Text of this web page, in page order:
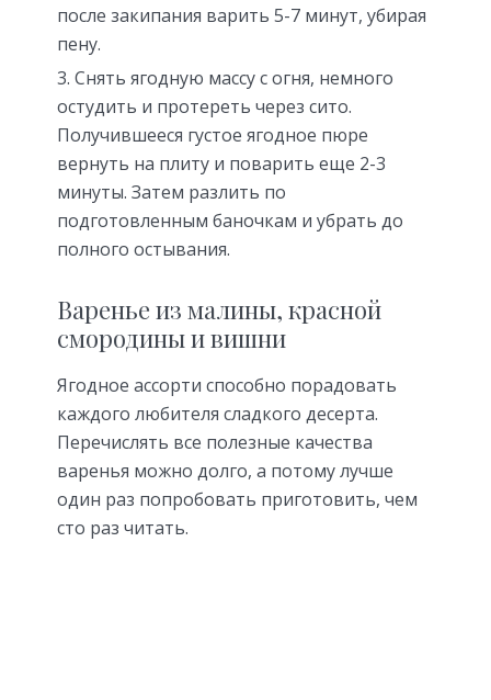
после закипания варить 5-7 минут, убирая
пену.
Снять ягодную массу с огня, немного
остудить и протереть через сито.
Получившееся густое ягодное пюре
вернуть на плиту и поварить еще 2-3
минуты. Затем разлить по
подготовленным баночкам и убрать до
полного остывания.
Варенье из малины, красной
смородины и вишни
Ягодное ассорти способно порадовать
каждого любителя сладкого десерта.
Перечислять все полезные качества
варенья можно долго, а потому лучше
один раз попробовать приготовить, чем
сто раз читать.